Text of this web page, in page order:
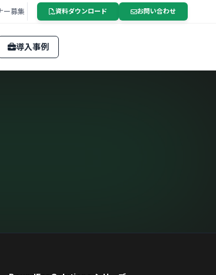
ー募集 資料ダウンロード お問い合わせ
導入事例